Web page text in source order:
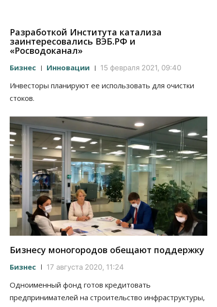
Разработкой Института катализа
заинтересовались ВЭБ.РФ и
«Росводоканал»
Бизнес Инновации 15 февраля 2021, 09:40
Инвесторы планируют ее использовать для очистки
стоков.
Бизнесу моногородов обещают поддержку
Бизнес 17 августа 2020, 11:24
Одноименный фонд готов кредитовать
предпринимателей на строительство инфраструктуры,